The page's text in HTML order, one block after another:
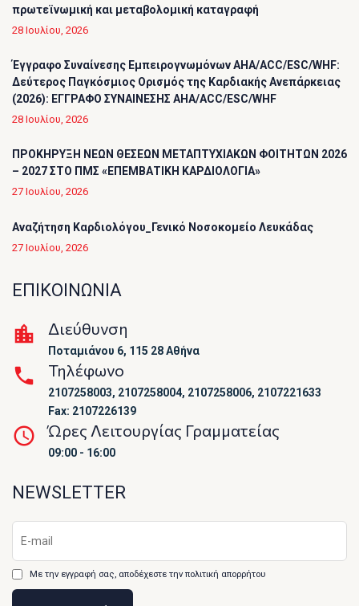
πρωτεϊνωμική και μεταβολομική καταγραφή
28 Ιουλίου, 2026
Έγγραφο Συναίνεσης Εμπειρογνωμόνων AHA/ACC/ESC/WHF:
Δεύτερος Παγκόσμιος Ορισμός της Καρδιακής Ανεπάρκειας
(2026): ΕΓΓΡΑΦΟ ΣΥΝΑΙΝΕΣΗΣ AHA/ACC/ESC/WHF
28 Ιουλίου, 2026
ΠΡΟΚΗΡΥΞΗ ΝΕΩΝ ΘΕΣΕΩΝ ΜΕΤΑΠΤΥΧΙΑΚΩΝ ΦΟΙΤΗΤΩΝ 2026
– 2027 ΣΤΟ ΠΜΣ «ΕΠΕΜΒΑΤΙΚΗ ΚΑΡΔΙΟΛΟΓΙΑ»
27 Ιουλίου, 2026
Αναζήτηση Καρδιολόγου_Γενικό Νοσοκομείο Λευκάδας
27 Ιουλίου, 2026
ΕΠΙΚΟΙΝΩΝΙΑ
Διεύθυνση
Ποταμιάνου 6, 115 28 Αθήνα
Τηλέφωνο
2107258003, 2107258004, 2107258006, 2107221633
Fax: 2107226139
Ώρες Λειτουργίας Γραμματείας
09:00 - 16:00
NEWSLETTER
Με την εγγραφή σας, αποδέχεστε την πολιτική απορρήτου